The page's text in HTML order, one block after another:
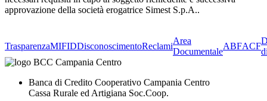
approvazione della società erogatrice Simest S.p.A..
TrasparenzaMIFIDDisconoscimentoReclami
Area
Documentale
ABFACF
Banca di Credito Cooperativo Campania Centro
Cassa Rurale ed Artigiana Soc.Coop.